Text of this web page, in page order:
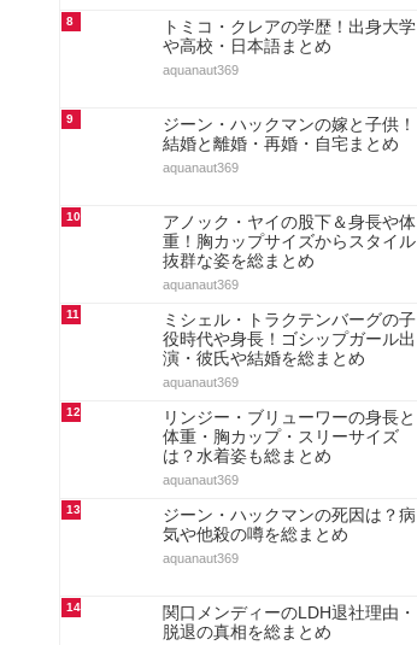
8
トミコ・クレアの学歴！出身大学
や高校・日本語まとめ
aquanaut369
9
ジーン・ハックマンの嫁と子供！
結婚と離婚・再婚・自宅まとめ
aquanaut369
10
アノック・ヤイの股下＆身長や体
重！胸カップサイズからスタイル
抜群な姿を総まとめ
aquanaut369
11
ミシェル・トラクテンバーグの子
役時代や身長！ゴシップガール出
演・彼氏や結婚を総まとめ
aquanaut369
12
リンジー・ブリューワーの身長と
体重・胸カップ・スリーサイズ
は？水着姿も総まとめ
aquanaut369
13
ジーン・ハックマンの死因は？病
気や他殺の噂を総まとめ
aquanaut369
14
関口メンディーのLDH退社理由・
脱退の真相を総まとめ